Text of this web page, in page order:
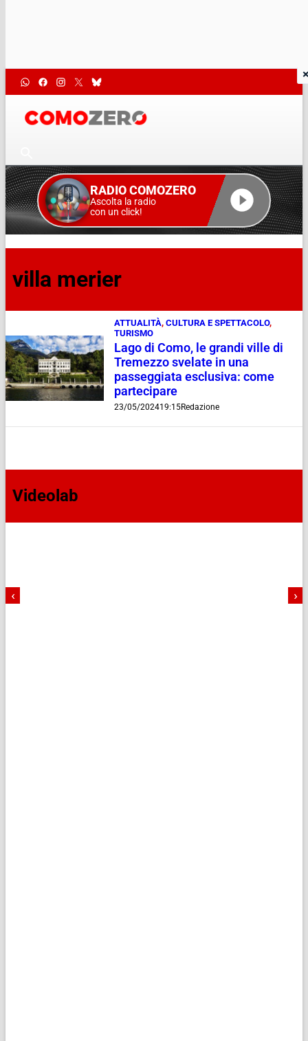
RADIO COMOZERO
Ascolta la radio
con un click!
villa merier
ATTUALITÀ, CULTURA E SPETTACOLO,
TURISMO
Lago di Como, le grandi ville di
Tremezzo svelate in una
passeggiata esclusiva: come
partecipare
23/05/202419:15Redazione
Videolab
‹ ›